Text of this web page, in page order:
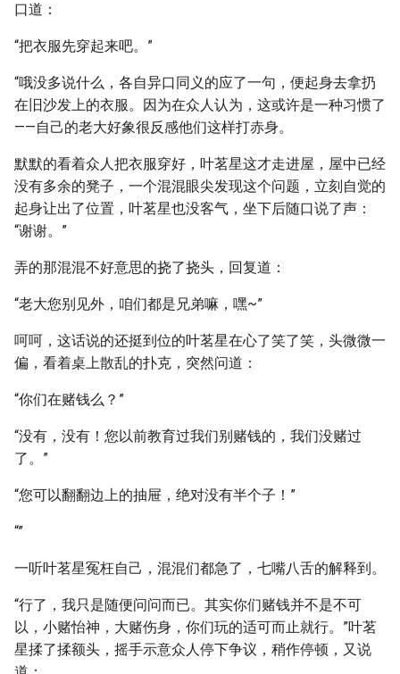
口道：
“把衣服先穿起来吧。”
“哦没多说什么，各自异口同义的应了一句，便起身去拿扔
在旧沙发上的衣服。因为在众人认为，这或许是一种习惯了
——自己的老大好象很反感他们这样打赤身。
默默的看着众人把衣服穿好，叶茗星这才走进屋，屋中已经
没有多余的凳子，一个混混眼尖发现这个问题，立刻自觉的
起身让出了位置，叶茗星也没客气，坐下后随口说了声：
“谢谢。”
弄的那混混不好意思的挠了挠头，回复道：
“老大您别见外，咱们都是兄弟嘛，嘿~”
呵呵，这话说的还挺到位的叶茗星在心了笑了笑，头微微一
偏，看着桌上散乱的扑克，突然问道：
“你们在赌钱么？”
“没有，没有！您以前教育过我们别赌钱的，我们没赌过
了。”
“您可以翻翻边上的抽屉，绝对没有半个子！”
“”
一听叶茗星冤枉自己，混混们都急了，七嘴八舌的解释到。
“行了，我只是随便问问而已。其实你们赌钱并不是不可
以，小赌怡神，大赌伤身，你们玩的适可而止就行。”叶茗
星揉了揉额头，摇手示意众人停下争议，稍作停顿，又说